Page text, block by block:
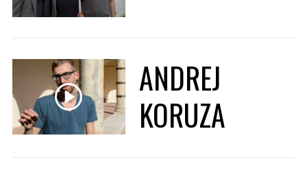
ANDREJ
KORUZA